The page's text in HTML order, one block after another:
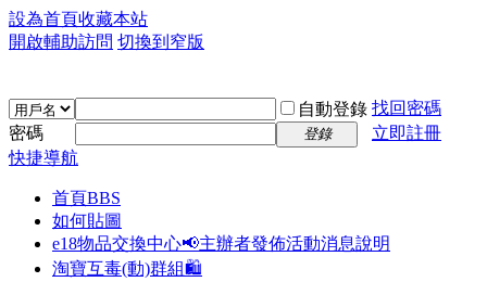
設為首頁收藏本站
開啟輔助訪問 切換到窄版
自動登錄 找回密碼
密碼
登錄
立即註冊
快捷導航
首頁BBS
如何貼圖
e18物品交換中心📢主辦者發佈活動消息說明
淘寶互毒(動)群組🛍️